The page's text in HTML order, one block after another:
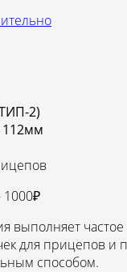
2)
112мм
1000₽
выполняет частое
для прицепов и
способом.